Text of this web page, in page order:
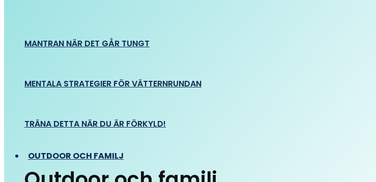
MANTRAN NÄR DET GÅR TUNGT
MENTALA STRATEGIER FÖR VÄTTERNRUNDAN
TRÄNA DETTA NÄR DU ÄR FÖRKYLD!
OUTDOOR OCH FAMILJ